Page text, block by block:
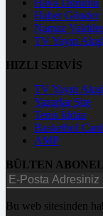
Hava Durumu
Haber Gönder
Namaz
TV Yayın
HIZLI SERVİS
TV Yayın
Yazarlar Site
Tenis İddaa
Basketbol
AMP
BÜLTEN
Bu web sitesinden